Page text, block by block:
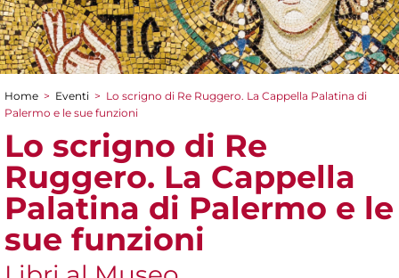
Tu sei qui
Home > Eventi > Lo scrigno di Re Ruggero. La Cappella Palatina di
Palermo e le sue funzioni
Lo scrigno di Re
Ruggero. La Cappella
Palatina di Palermo e le
sue funzioni